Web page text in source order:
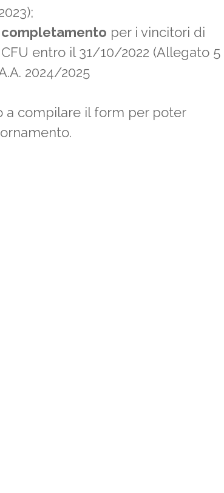
completamento per i vincitori di
entro il 31/10/2022 (Allegato 5
2024/2025
a compilare il form per poter